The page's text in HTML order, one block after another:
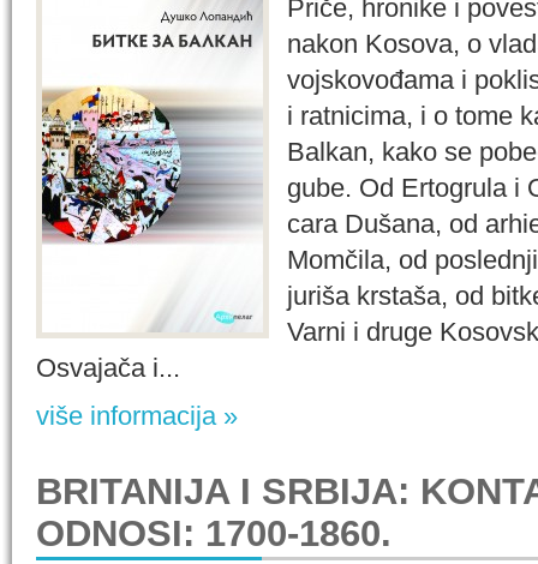
Priče, hronike i
nakon Kosova, o
vojskovođama i
i ratnicima, i o tome
Balkan, kako se
gube. Od Ertogrula i
cara Dušana, od
Momčila, od
juriša krstaša, od
Varni i druge
Osvajača i...
više informacija »
BRITANIJA I SRBIJA:
ODNOSI: 1700-1860.